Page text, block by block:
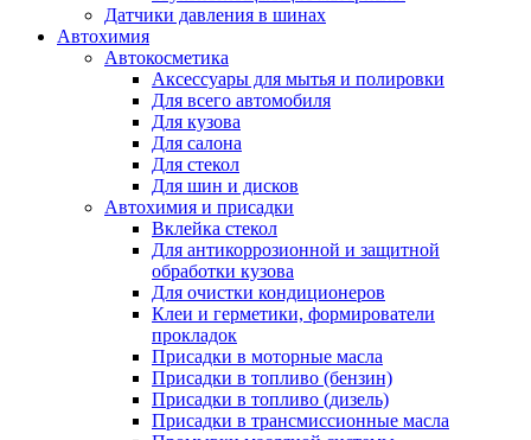
Датчики давления в шинах
Автохимия
Автокосметика
Аксессуары для мытья и полировки
Для всего автомобиля
Для кузова
Для салона
Для стекол
Для шин и дисков
Автохимия и присадки
Вклейка стекол
Для антикоррозионной и защитной
обработки кузова
Для очистки кондиционеров
Клеи и герметики, формирователи
прокладок
Присадки в моторные масла
Присадки в топливо (бензин)
Присадки в топливо (дизель)
Присадки в трансмиссионные масла